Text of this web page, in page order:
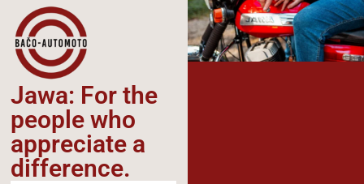
Jawa: For the
people who
appreciate a
difference.​